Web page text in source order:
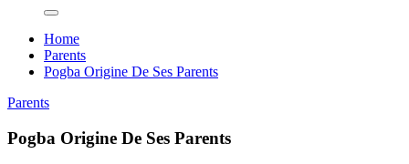
Home
Parents
Pogba Origine De Ses Parents
Parents
Pogba Origine De Ses Parents